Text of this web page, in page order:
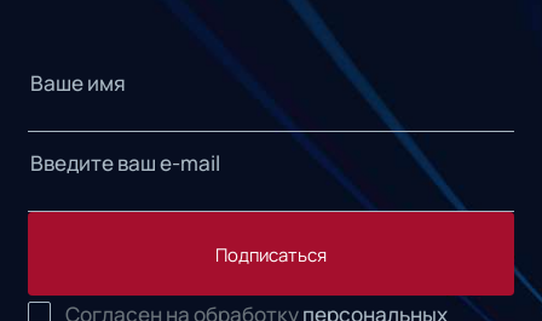
Подписаться
Согласен на обработкуперсональных